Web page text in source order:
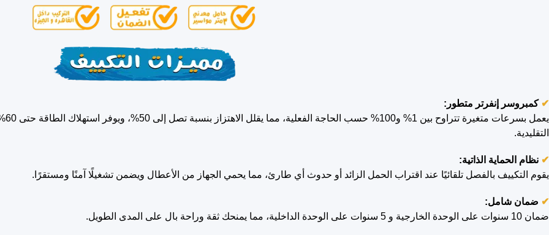
✔كمبروسر إنفرتر متطور:
التقليدية.
✔ نظام الحماية الذاتية:
يقوم التكييف بالفصل تلقائيًا عند اقتراب الحمل الزائد أو حدوث أي طارئ، مما يحمي الجهاز من الأعطال ويضمن تشغيلًا آمنًا ومستقرًا.
✔ ضمان شامل:
ضمان 10 سنوات على الوحدة الخارجية و 5 سنوات على الوحدة الداخلية، مما يمنحك ثقة وراحة بال على المدى الطويل.